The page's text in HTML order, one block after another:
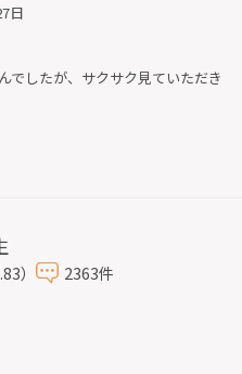
日
でしたが、サクサク見ていただき
） 2363件